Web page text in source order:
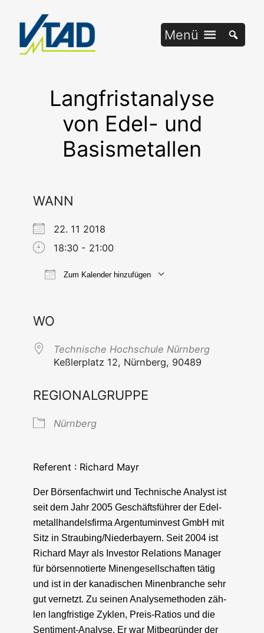
springen
Menü
Langfristanalyse
von Edel- und
Basismetallen
WANN
22. 11 2018
18:30 - 21:00
Zum Kalender hinzufügen
WO
Tech­ni­sche Hoch­schu­le Nürnberg
Keß­ler­platz 12, Nürn­berg, 90489
REGIONALGRUPPE
Nürn­berg
Refe­rent : Richard Mayr
Der Bör­sen­fach­wirt und Tech­ni­sche Ana­lyst ist
seit dem Jahr 2005 Geschäfts­füh­rer der Edel­
me­tall­han­dels­fir­ma Argen­tu­m­in­vest GmbH mit
Sitz in Straubing/Niederbayern. Seit 2004 ist
Richard Mayr als Inves­tor Rela­ti­ons Mana­ger
für bör­sen­no­tier­te Minen­ge­sell­schaf­ten tätig
und ist in der kana­di­schen Minen­bran­che sehr
gut ver­netzt. Zu sei­nen Ana­ly­se­me­tho­den zäh­
len lang­fris­ti­ge Zyklen, Preis-Rati­os und die
Sen­ti­ment-Ana­ly­se. Er war Mit­be­grün­der der